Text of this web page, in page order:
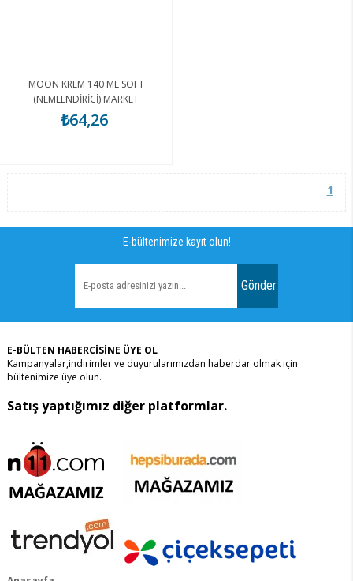
MOON KREM 140 ML SOFT
(NEMLENDİRİCİ) MARKET
₺64,26
1
E-bültenimize kayıt olun!
Gönder
E-BÜLTEN HABERCİSİNE ÜYE OL
Kampanyalar,indirimler ve duyurularımızdan haberdar olmak için
bültenimize üye olun.
Satış yaptığımız diğer platformlar.